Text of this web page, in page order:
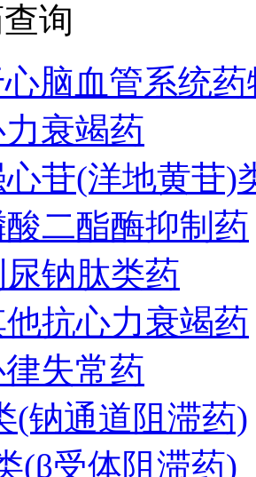
询
脑血管系统药
衰竭药
心苷(洋地黄苷)
二酯酶抑制药
钠肽类药
抗心力衰竭药
失常药
(钠通道阻滞药)
(β受体阻滞药)